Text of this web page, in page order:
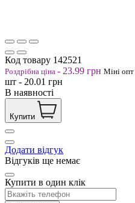
Код товару 142521
Роздрібна ціна - 23.99 грн Міні опт
шт - 20.01 грн
В наявності
Купити
Додати відгук
Відгуків ще немає
Купити в один клік